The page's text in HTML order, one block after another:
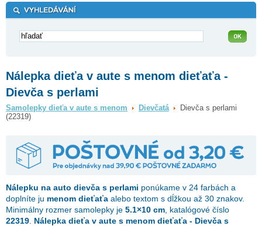
Nálepka dieťa v aute s menom dieťaťa -
Dievča s perlami
Samolepky dieťa v aute s menom Dievčatá
Dievča s perlami
(22319)
Nálepku na auto dievča s perlami ponúkame v 24 farbách a
doplníte ju menom dieťaťa alebo textom s dĺžkou až 30 znakov.
Minimálny rozmer samolepky je 5.1×10 cm , katalógové číslo
22319 Nálepka dieťa v aute s menom dieťaťa - Dievča s